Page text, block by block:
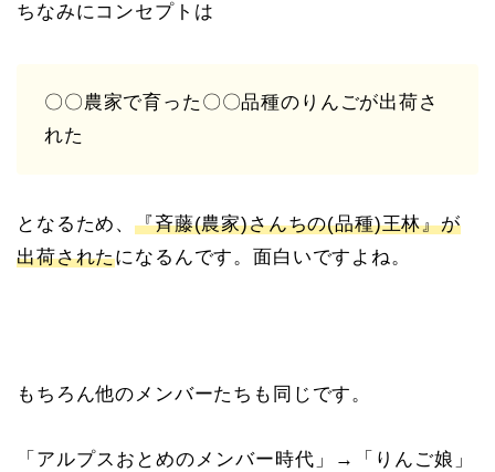
ちなみにコンセプトは
〇〇農家で育った〇〇品種のりんごが出荷さ
れた
となるため、『斉藤(農家)さんちの(品種)王林』が
出荷されたになるんです。面白いですよね。
もちろん他のメンバーたちも同じです。
「アルプスおとめのメンバー時代」→「りんご娘」